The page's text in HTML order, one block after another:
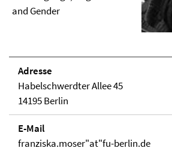
and Gender
Adresse
Habelschwerdter Allee 45
14195 Berlin
E-Mail
franziska.moser"at"fu-berlin.de